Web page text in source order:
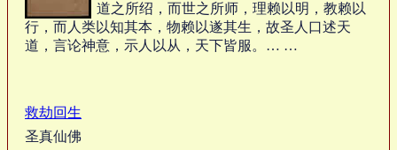
道之所绍，而世之所师，理赖以明，教赖以
行，而人类以知其本，物赖以遂其生，故圣人口述天
道，言论神意，示人以从，天下皆服。… …
救劫回生
圣真仙佛